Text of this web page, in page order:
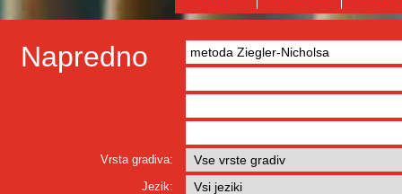
Napredno
Vrsta gradiva:
Jezik: